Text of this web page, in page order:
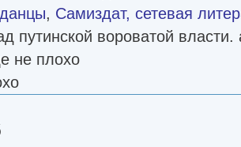
, Самиздат, сетевая
путинской вороватой власти.
не плохо